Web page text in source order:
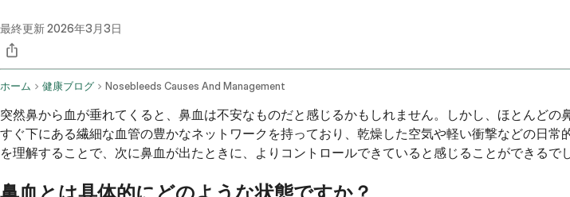
最終更新2026年3月3日
ホーム 健康ブログ Nosebleeds Causes And Management
突然鼻から血が垂れてくると、鼻血は不安なものだと感じるかもしれません。しかし、ほとんど
すぐ下にある繊細な血管の豊かなネットワークを持っており、乾燥した空気や軽い衝撃などの日
を理解することで、次に鼻血が出たときに、よりコントロールできていると感じることができるで